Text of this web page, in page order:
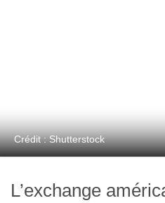
Crédit : Shutterstock
L’exchange